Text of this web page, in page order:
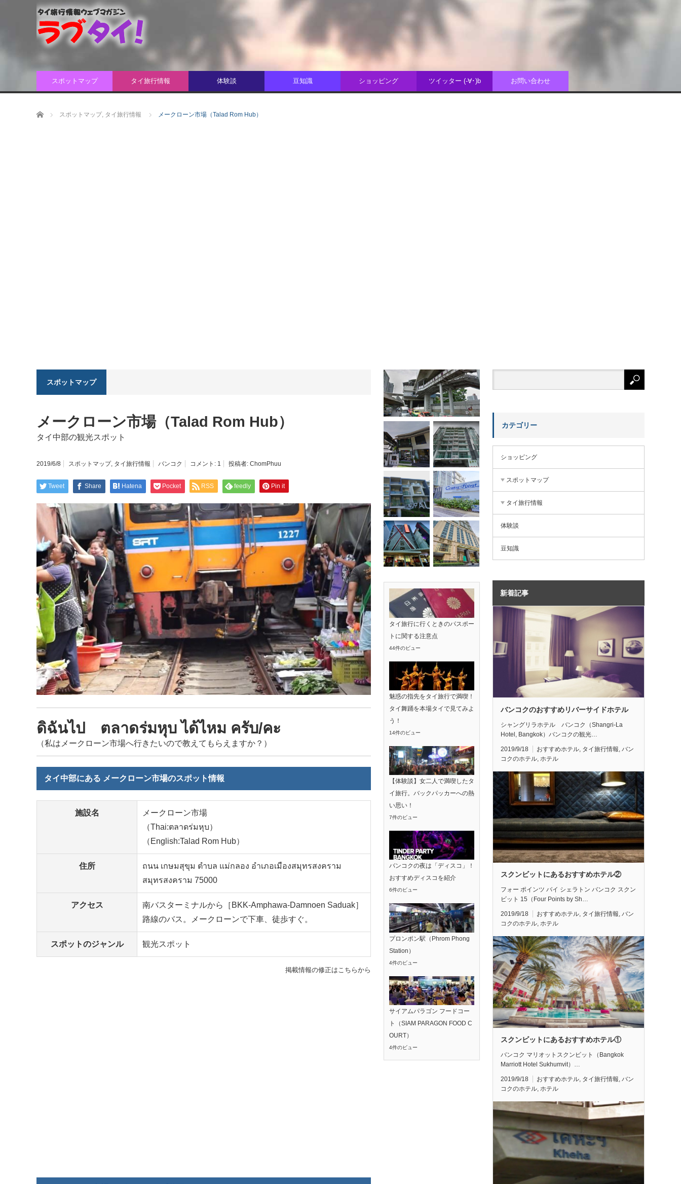
スポットマップ タイ旅行情報 体験談 豆知識 ショッピング ツイッター (-∀･)b お問い合わせ
ホーム スポットマップ, タイ旅行情報 メークローン市場（Talad Rom Hub）
スポットマップ
メークローン市場（Talad Rom Hub）
タイ中部の観光スポット
2019/6/8 スポットマップ, タイ旅行情報 バンコク コメント: 1 投稿者: ChomPhuu
Tweet Share Hatena Pocket RSS feedly Pin it
ดิฉันไป ตลาดร่มหุบ ได้ไหม ครับ/คะ
（私はメークローン市場へ行きたいので教えてもらえますか？）
タイ中部にある メークローン市場のスポット情報
施設名
メークローン市場
（Thai:ตลาดร่มหุบ）
（English:Talad Rom Hub）
住所
ถนน เกษมสุขุม ตำบล แม่กลอง อำเภอเมืองสมุทรสงคราม
สมุทรสงคราม 75000
アクセス
南バスターミナルから［BKK-Amphawa-Damnoen Saduak］
路線のバス。メークローンで下車、徒歩すぐ。
スポットのジャンル 観光スポット
掲載情報の修正はこちらから
タイ旅行に行くときのパスポー
トに関する注意点
44件のビュー
魅惑の指先をタイ旅行で満喫！
タイ舞踊を本場タイで見てみよ
う！
14件のビュー
【体験談】女二人で満喫したタ
イ旅行。バックパッカーへの熱
い思い！
7件のビュー
バンコクの夜は「ディスコ」！
おすすめディスコを紹介
6件のビュー
プロンポン駅（Phrom Phong
Station）
4件のビュー
サイアムパラゴン フードコー
ト（SIAM PARAGON FOOD C
OURT）
4件のビュー
カテゴリー
ショッピング
スポットマップ
タイ旅行情報
体験談
豆知識
新着記事
バンコクのおすすめリバーサイドホテル
シャングリラホテル バンコク（Shangri-La
Hotel, Bangkok）バンコクの観光…
2019/9/18 おすすめホテル タイ旅行情報 バン
コクのホテル ホテル
スクンビットにあるおすすめホテル②
フォー ポインツ バイ シェラトン バンコク スクン
ビット 15（Four Points by Sh…
2019/9/18 おすすめホテル, タイ旅行情報, バン
コクのホテル, ホテル
スクンビットにあるおすすめホテル①
バンコク マリオットスクンビット（Bangkok
Marriott Hotel Sukhumvit）…
2019/9/18 おすすめホテル タイ旅行情報 バン
コクのホテル ホテル